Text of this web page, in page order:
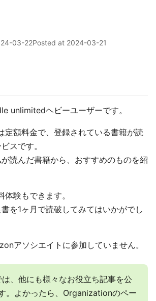
03-22Posted at 2024-03-21
unlimitedヘビーユーザーです。
額料金で、登録されている書籍が読
スです。
読んだ書籍から、おすすめのものを紹
験もできます。
を1ヶ月で読破してみてはいかがでし
アソシエイトに参加していません。
、他にも様々なお役立ち記事を公
。よかったら、Organizationのペー